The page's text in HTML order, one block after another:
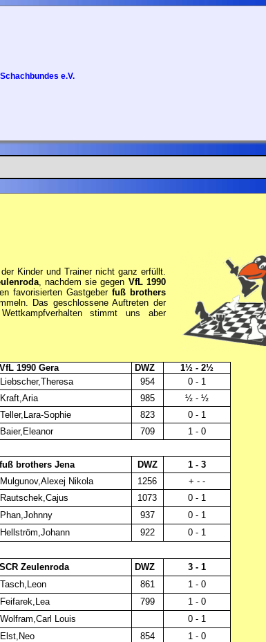
e.V.
Kinder und Trainer nicht ganz erfüllt.
, nachdem sie gegen VfL 1990
favorisierten Gastgeber fuß brothers
Das geschlossene Auftreten der
stimmt uns aber
VfL 1990 Gera DWZ
1½ - 2½
Liebscher,Theresa 954
0 - 1
Kraft,Aria 985
½ - ½
Teller,Lara-Sophie 823
0 - 1
Baier,Eleanor 709 1 - 0
fuß brothers Jena DWZ
1 - 3
Mulgunov,Alexej Nikola 1256
+ - -
Rautschek,Cajus 1073
0 - 1
Phan,Johnny 937
0 - 1
Hellström,Johann 922 0 - 1
SCR Zeulenroda DWZ
3 - 1
Tasch,Leon 861
1 - 0
Feifarek,Lea 799
1 - 0
Wolfram,Carl Louis
0 - 1
Elst,Neo 854 1 - 0